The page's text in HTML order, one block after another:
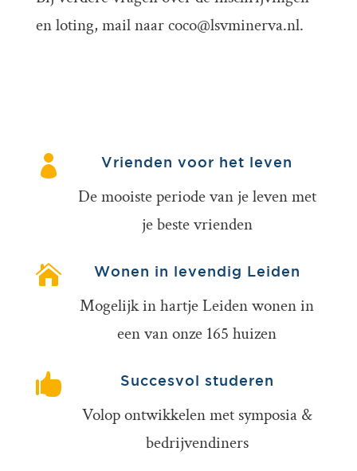
en loting, mail naarcoco@lsvminerva.nl.
 Vrienden voor het leven
De mooiste periode van je leven met
je beste vrienden
 Wonen in levendig Leiden
Mogelijk in hartje Leiden wonen in
een van onze 165 huizen
 Succesvol studeren
Volop ontwikkelen met symposia &
bedrijvendiners